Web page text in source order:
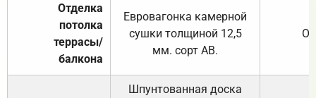
Отделка
потолка
террасы/
балкона
Евровагонка камерной
сушки толщиной 12,5
мм. сорт АВ.
Шпунтованная доска